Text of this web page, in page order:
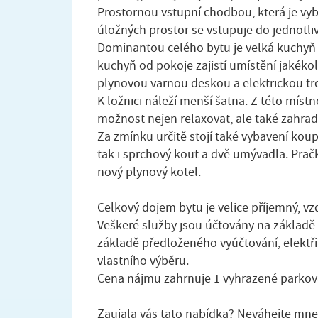
Prostornou vstupní chodbou, která je
úložných prostor se vstupuje do
Dominantou celého bytu je velká
kuchyň od pokoje zajistí umístění
plynovou varnou deskou a elektrickou
K ložnici náleží menší šatna. Z této
možnost nejen relaxovat, ale také
Za zmínku určitě stojí také vybavení
tak i sprchový kout a dvě umývadla.
nový plynový kotel.
Celkový dojem bytu je velice příjemný,
Veškeré služby jsou účtovány na
základě předloženého vyúčtování,
vlastního výběru.
Cena nájmu zahrnuje 1 vyhrazené
Zaujala vás tato nabídka? Neváhejte